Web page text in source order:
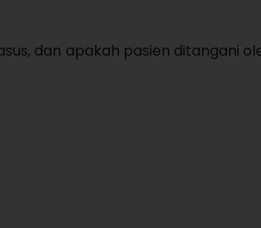
dan apakah pasien ditangani